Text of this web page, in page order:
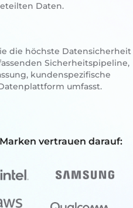
Daten.
die höchste Datensicherheit
Sicherheitspipeline,
kundenspezifische
umfasst.
vertrauen darauf: